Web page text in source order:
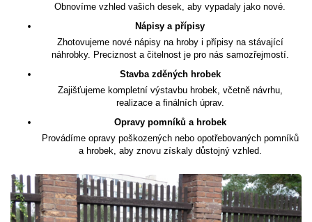
Obnovíme vzhled vašich desek, aby vypadaly jako nové.
Nápisy a přípisy
Zhotovujeme nové nápisy na hroby i přípisy na stávající
náhrobky. Preciznost a čitelnost je pro nás samozřejmostí.
Stavba zděných hrobek
Zajišťujeme kompletní výstavbu hrobek, včetně návrhu,
realizace a finálních úprav.
Opravy pomníků a hrobek
Provádíme opravy poškozených nebo opotřebovaných pomníků
a hrobek, aby znovu získaly důstojný vzhled.